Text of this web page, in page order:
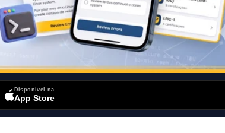
Disponível na
App Store